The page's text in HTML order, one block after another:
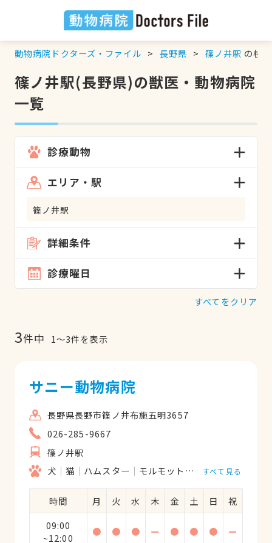
動物病院ドクターズ・ファイル 長野県 篠ノ井駅 の検
篠ノ井駅(長野県)の獣医・動物病院
一覧
診療動物
エリア・駅
篠ノ井駅
詳細条件
診療曜日
すべてをクリア
3件中 1〜3件を表示
サニー動物病院
長野県長野市篠ノ井布施五明3657
026-285-9667
篠ノ井駅
犬
猫 ハムスター モルモット フェレット
すべて見る
時間 月 火 水 木 金 土 日
祝
09:00
~12:00
● ● ● ー ● ● ● ー